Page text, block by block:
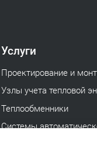
Услуги
Проектирование и
Узлы учета тепловой
Теплообменники
Системы